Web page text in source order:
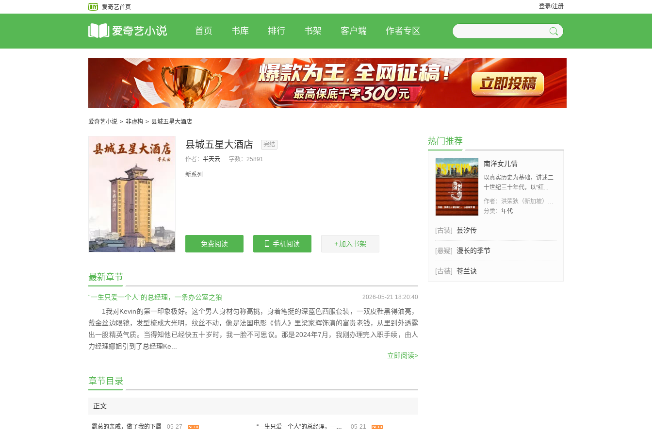
爱奇艺首页 登录/注册
首页 书库 排行 书架 客户端 作者专区
爱奇艺小说 > 非虚构 > 县城五星大酒店
县城五星大酒店 完结
作者： 半天云 字数： 25891
新系列
免费阅读 手机阅读 加入书架
最新章节
2026-05-21 18:20:40
“一生只爱一个人”的总经理，一条办公室之狼
1我对Kevin的第一印象极好。这个男人身材匀称高挑，身着笔挺的深蓝色西服套装，一双皮鞋黑得油亮，
戴金丝边眼镜，发型梳成大光明，纹丝不动，像是法国电影《情人》里梁家辉饰演的富贵老钱，从里到外透露
出一股精英气质。当得知他已经快五十岁时，我一脸不可思议。那是2024年7月，我刚办理完入职手续，由人
力经理娜姐引到了总经理Ke...
立即阅读>
章节目录
正文
霸总的亲戚，做了我的下属 05-27 “一生只爱一个人”的总经理，一条办公室之狼 05-21
热门推荐
南洋女儿情
以真实历史为基础，讲述二
十世纪三十年代，以“红...
作者：
洪荣狄（新加坡）、 小吉祥天
分类： 年代
[古装] 芸汐传
[悬疑] 漫长的季节
[古装] 苍兰诀